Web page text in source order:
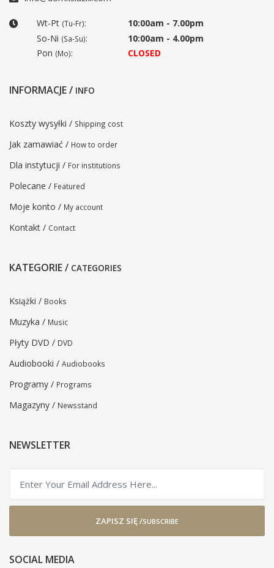
Wt-Pt (Tu-Fr):
10:00am - 7.00pm
So-Ni (Sa-Su):
10:00am - 4.00pm
Pon (Mo): CLOSED
INFORMACJE / INFO
Koszty wysyłki / Shipping cost
Jak zamawiać / How to order
Dla instytucji / For institutions
Polecane / Featured
Moje konto / My account
Kontakt / Contact
KATEGORIE / CATEGORIES
Książki / Books
Muzyka / Music
Płyty DVD / DVD
Audiobooki / Audiobooks
Programy / Programs
Magazyny / Newsstand
NEWSLETTER
ZAPISZ SIĘ /SUBSCRIBE
SOCIAL MEDIA